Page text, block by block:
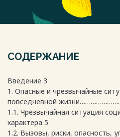
СОДЕРЖАНИЕ
Введение 3
1. Опасные и чрезвычайные
повседневной
1.1. Чрезвычайная ситуация
характера 5
1.2. Вызовы, риски, опасность,